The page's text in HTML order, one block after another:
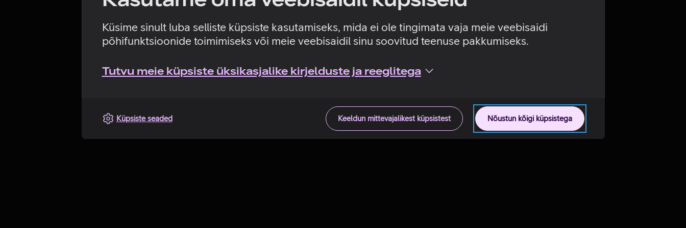
Küsime sinult luba selliste küpsiste kasutamiseks, mida ei ole tingimata vaja meie veebisaidi
põhifunktsioonide toimimiseks või meie veebisaidil sinu soovitud teenuse pakkumiseks.
Tutvu meie küpsiste üksikasjalike kirjelduste ja reeglitega
Nõustun kõigi küpsistega
Keeldun mittevajalikest küpsistest
Küpsiste seaded